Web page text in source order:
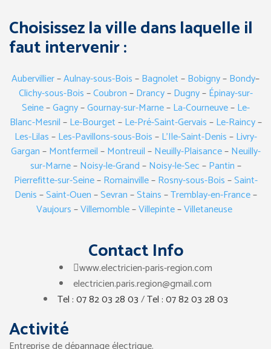
Choisissez la ville dans laquelle il
faut intervenir :
Aubervillier–Aulnay-sous-Bois–Bagnolet–Bobigny–Bondy–
Clichy-sous-Bois–Coubron–Drancy–Dugny–Épinay-sur-
Seine–Gagny–Gournay-sur-Marne–La-Courneuve–Le-
Blanc-Mesnil–Le-Bourget–Le-Pré-Saint-Gervais–Le-Raincy–
Les-Lilas–Les-Pavillons-sous-Bois–L’Ile-Saint-Denis–Livry-
Gargan–Montfermeil–Montreuil–Neuilly-Plaisance–Neuilly-
sur-Marne–Noisy-le-Grand–Noisy-le-Sec–Pantin–
Pierrefitte-sur-Seine–Romainville–Rosny-sous-Bois–Saint-
Denis–Saint-Ouen–Sevran–Stains–Tremblay-en-France–
Vaujours–Villemomble–Villepinte–Villetaneuse
Contact Info
www.electricien-paris-region.com
electricien.paris.region@gmail.com
Tel : 07 82 03 28 03/Tel : 07 82 03 28 03
Activité